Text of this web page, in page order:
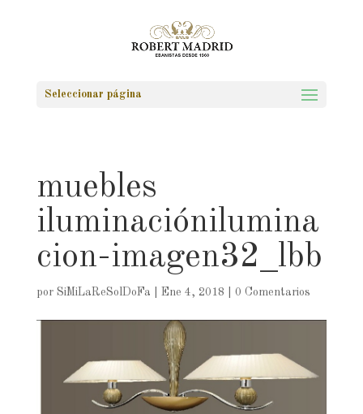
Seleccionar página
muebles
iluminaciónilumina
cion-imagen32_lbb
por SiMiLaReSolDoFa Ene 4, 2018 0 Comentarios